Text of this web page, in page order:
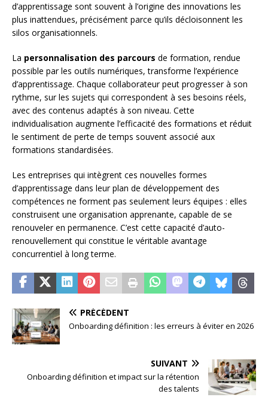
d’apprentissage sont souvent à l’origine des innovations les
plus inattendues, précisément parce qu’ils décloisonnent les
silos organisationnels.
La personnalisation des parcours de formation, rendue
possible par les outils numériques, transforme l’expérience
d’apprentissage. Chaque collaborateur peut progresser à son
rythme, sur les sujets qui correspondent à ses besoins réels,
avec des contenus adaptés à son niveau. Cette
individualisation augmente l’efficacité des formations et réduit
le sentiment de perte de temps souvent associé aux
formations standardisées.
Les entreprises qui intègrent ces nouvelles formes
d’apprentissage dans leur plan de développement des
compétences ne forment pas seulement leurs équipes : elles
construisent une organisation apprenante, capable de se
renouveler en permanence. C’est cette capacité d’auto-
renouvellement qui constitue le véritable avantage
concurrentiel à long terme.
PRÉCÉDENT
Onboarding définition : les erreurs à éviter en 2026
SUIVANT
Onboarding définition et impact sur la rétention
des talents